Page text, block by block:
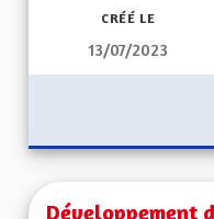
CRÉÉ LE
13/07/2023
Développement